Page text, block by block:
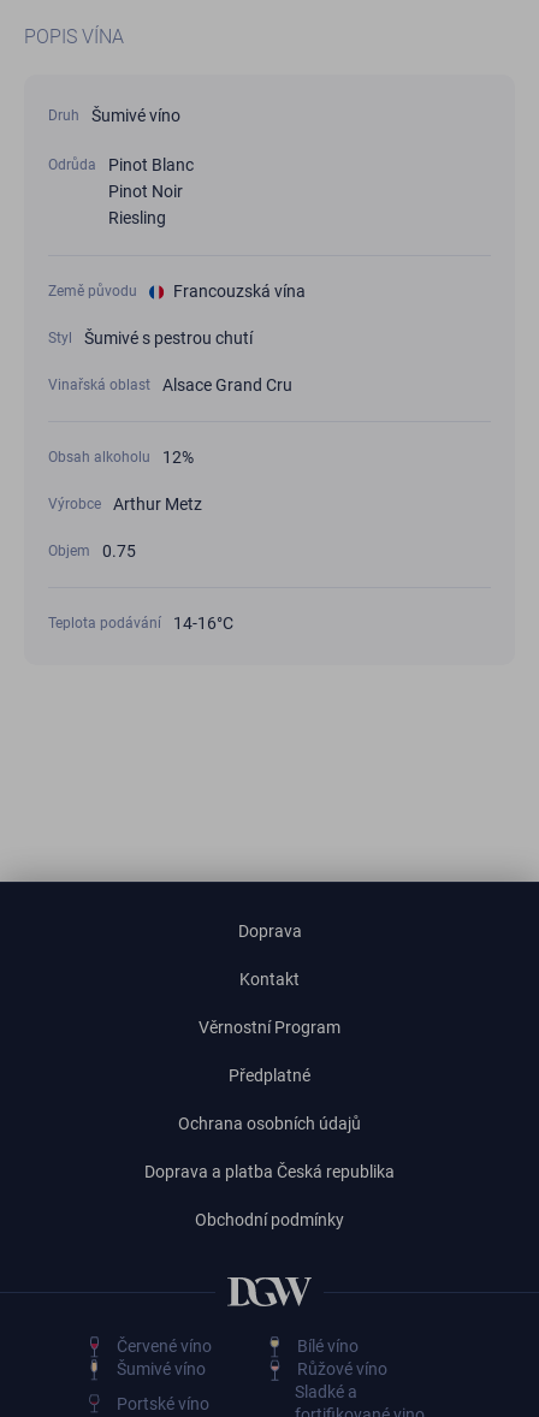
POPIS VÍNA
Druh Šumivé víno
Odrůda
Pinot Blanc
Pinot Noir
Riesling
Země původu Francouzská vína
Styl Šumivé s pestrou chutí
Vinařská oblast Alsace Grand Cru
Obsah alkoholu 12%
Výrobce Arthur Metz
Objem 0.75
Teplota podávání 14-16°С
Doprava
Kontakt
Věrnostní Program
Předplatné
Ochrana osobních údajů
Doprava a platba Česká republika
Obchodní podmínky
Červené víno
Bílé víno
Šumivé víno
Růžové víno
Portské víno
Sladké a